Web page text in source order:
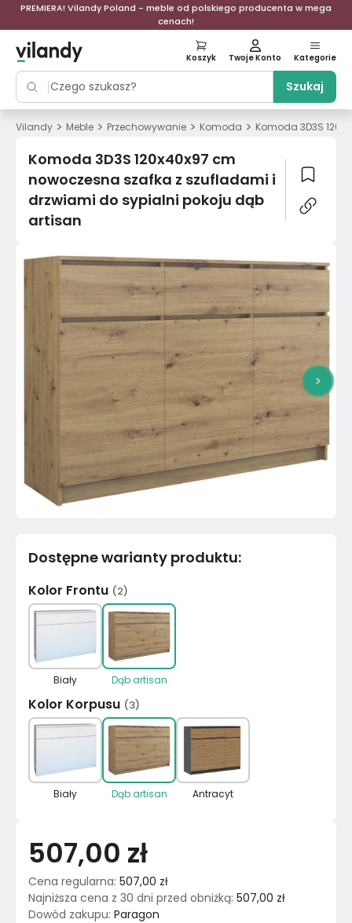
PREMIERA! Vilandy Poland - meble od polskiego producenta w mega
cenach!
Szukaj
Koszyk Twoje Konto Kategorie
Vilandy > Meble > Przechowywanie > Komoda > Komoda 3D3S
Komoda 3D3S 120x40x97 cm
nowoczesna szafka z szufladami i
drzwiami do sypialni pokoju dąb
artisan
>
507,00 zł
Cena regularna: 507,00 zł
Najniższa cena z 30 dni przed obniżką: 507,00 zł
Dowód zakupu: Paragon
Dostępne warianty produktu:
Kolor Frontu (2)
Biały Dąb artisan
Kolor Korpusu (3)
Biały Dąb artisan Antracyt